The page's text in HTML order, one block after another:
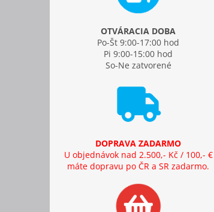
OTVÁRACIA DOBA
Po-Št 9:00-17:00 hod
Pi 9:00-15:00 hod
So-Ne zatvorené
DOPRAVA ZADARMO
U objednávok nad 2.500,- Kč / 100,- €
máte dopravu po ČR a SR zadarmo.